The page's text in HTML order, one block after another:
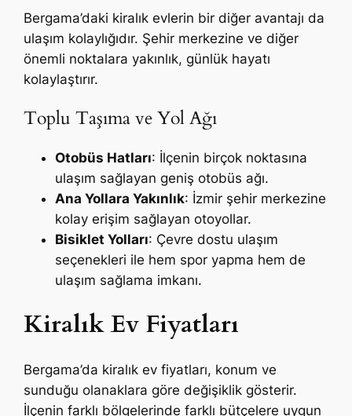
Bergama’daki kiralık evlerin bir diğer avantajı da
ulaşım kolaylığıdır. Şehir merkezine ve diğer
önemli noktalara yakınlık, günlük hayatı
kolaylaştırır.
Toplu Taşıma ve Yol Ağı
Otobüs Hatları: İlçenin birçok noktasına
ulaşım sağlayan geniş otobüs ağı.
Ana Yollara Yakınlık: İzmir şehir merkezine
kolay erişim sağlayan otoyollar.
Bisiklet Yolları: Çevre dostu ulaşım
seçenekleri ile hem spor yapma hem de
ulaşım sağlama imkanı.
Kiralık Ev Fiyatları
Bergama’da kiralık ev fiyatları, konum ve
sunduğu olanaklara göre değişiklik gösterir.
İlçenin farklı bölgelerinde farklı bütçelere uygun